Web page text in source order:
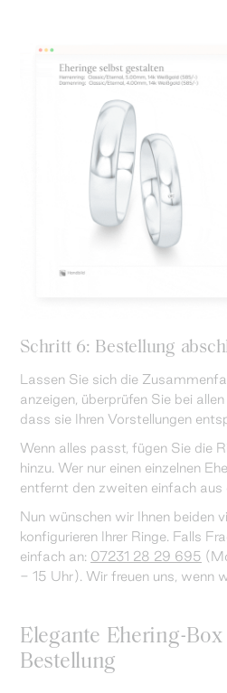
Schritt 6: Bestellung
Lassen Sie sich die
anzeigen, überprüfen Sie bei
dass sie Ihren Vorstellungen
Wenn alles passt, fügen Sie die
hinzu. Wer nur einen einzelnen
entfernt den zweiten einfach aus
Nun wünschen wir Ihnen beiden
konfigurieren Ihrer Ringe. Falls
einfach an: 07231 28 29 695
- 15 Uhr). Wir freuen uns, wenn
Elegante Ehering-
Bestellung